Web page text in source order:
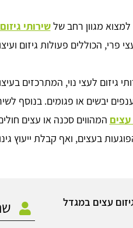
מגוון רחב שלשירותי
פרי, הכוללים פעולות גיזום
גיזום לעצי נוי, המתרכזים
יבשים או פגומים. בנוסף
עצים המהווים סכנה או עצים
בעצים, ואף קבלת ייעוץ
עצים במגדל